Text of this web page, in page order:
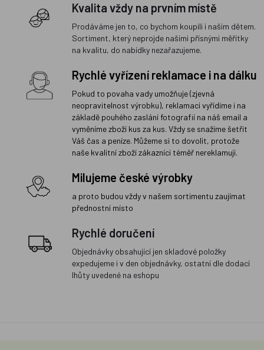
Kvalita vždy na prvním místě
Prodáváme jen to, co bychom koupili i našim dětem.
Sortiment, který neprojde našimi přísnými měřítky
na kvalitu, do nabídky nezařazujeme.
Rychlé vyřízení reklamace i na dálku
Pokud to povaha vady umožňuje (zjevná
neopravitelnost výrobku), reklamaci vyřídíme i na
základě pouhého zaslání fotografií na náš email a
vyměníme zboží kus za kus. Vždy se snažíme šetřit
Váš čas a peníze. Můžeme si to dovolit, protože
naše kvalitní zboží zákazníci téměř nereklamují.
Milujeme české výrobky
a proto budou vždy v našem sortimentu zaujímat
přednostní místo
Rychlé doručení
Objednávky obsahující jen skladové položky
expedujeme i v den objednávky, ostatní dle dodací
lhůty uvedené na eshopu